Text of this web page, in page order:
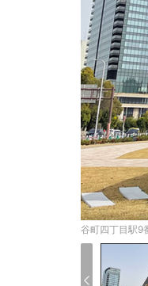
谷町四丁目駅9